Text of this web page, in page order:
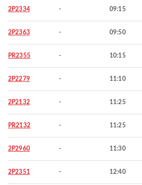
2P2334 - 09:15
2P2363 - 09:50
PR2355 - 10:15
2P2279 - 11:10
2P2132 - 11:25
PR2132 - 11:25
2P2960 - 11:30
2P2351 - 12:40